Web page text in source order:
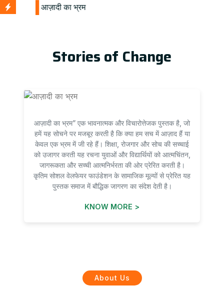
Stories of Change
आज़ादी का भ्रम” एक भावनात्मक और विचारोत्तेजक पुस्तक है, जो
हमें यह सोचने पर मजबूर करती है कि क्या हम सच में आज़ाद हैं या
केवल एक भ्रम में जी रहे हैं। शिक्षा, रोजगार और सोच की सच्चाई
को उजागर करती यह रचना युवाओं और विद्यार्थियों को आत्मचिंतन,
जागरूकता और सच्ची आत्मनिर्भरता की ओर प्रेरित करती है।
कृतिम सोशल वेलफेयर फाउंडेशन के सामाजिक मूल्यों से प्रेरित यह
पुस्तक समाज में बौद्धिक जागरण का संदेश देती है।
KNOW MORE >
About Us